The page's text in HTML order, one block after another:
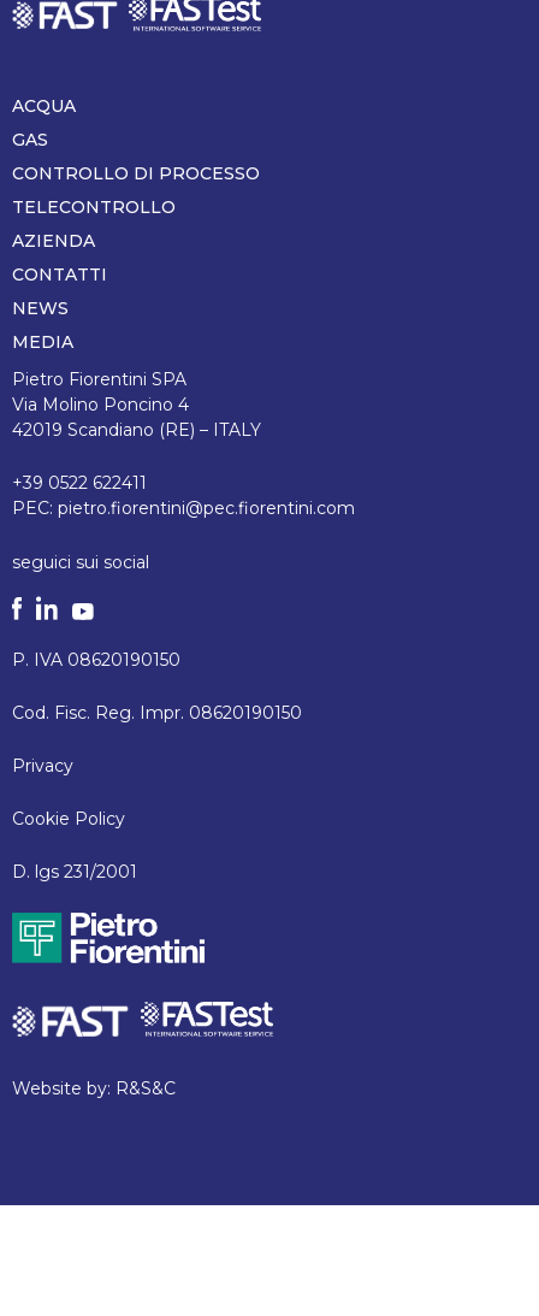
Piè
di
pagina
ACQUA
GAS
CONTROLLO DI PROCESSO
TELECONTROLLO
AZIENDA
CONTATTI
NEWS
MEDIA
Pietro Fiorentini SPA
Via Molino Poncino 4
42019 Scandiano (RE) – ITALY
+39 0522 622411
PEC: pietro.fiorentini@pec.fiorentini.com
seguici sui social
P. IVA 08620190150
Cod. Fisc. Reg. Impr. 08620190150
Privacy
Cookie Policy
D. lgs 231/2001
Website by: R&S&C